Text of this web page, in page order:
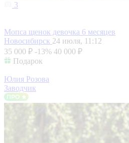
3
Мопса щенок девочка 6 месяцев
Новосибирск 24 июля, 11:12
35 000 ₽ -13% 40 000 ₽
Подарок
Юлия Розова
Заводчик